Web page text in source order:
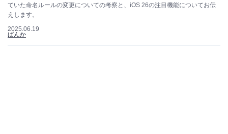
ていた命名ルールの変更についての考察と、iOS 26の注目機能についてお伝
えします。
2025.06.19
ばんか